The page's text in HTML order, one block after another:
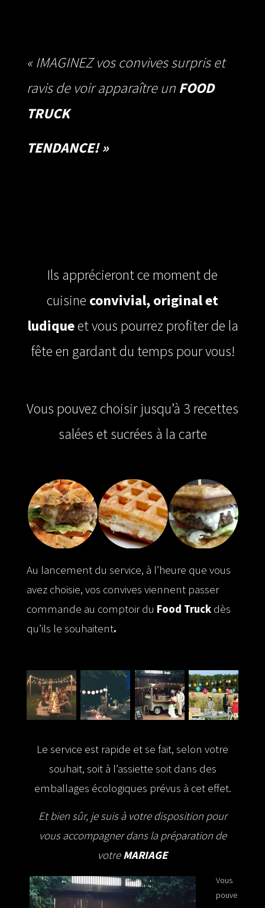
« IMAGINEZ vos convives surpris et
ravis de voir apparaître un FOOD
TRUCK
TENDANCE! »
Ils apprécieront ce moment de
cuisine convivial, original et
ludiqueet vous pourrez profiter de la
fête en gardant du temps pour vous!
Vous pouvez choisir jusqu’à 3 recettes
salées et sucrées à la carte
Au lancement du service, à l’heure que vous
avez choisie, vos convives viennent passer
commande au comptoir du Food Truck dès
qu’ils le souhaitent.
Le service est rapide et se fait, selon votre
souhait, soit à l’assiette soit dans des
emballages écologiques prévus à cet effet.
Et bien sûr, je suis à votre disposition pour
vousaccompagner dans la préparation de
votreMARIAGE
Vous
pouve